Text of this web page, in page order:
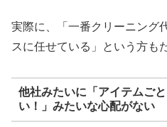
実際に、「一番クリーニング
スに任せている」という方も
他社みたいに「アイテムご
い！」みたいな心配がない